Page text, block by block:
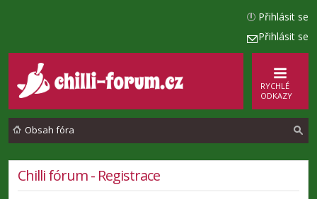
Přihlásit se
Přihlásit se
RYCHLÉ
ODKAZY
Obsah fóra
Chilli fórum - Registrace